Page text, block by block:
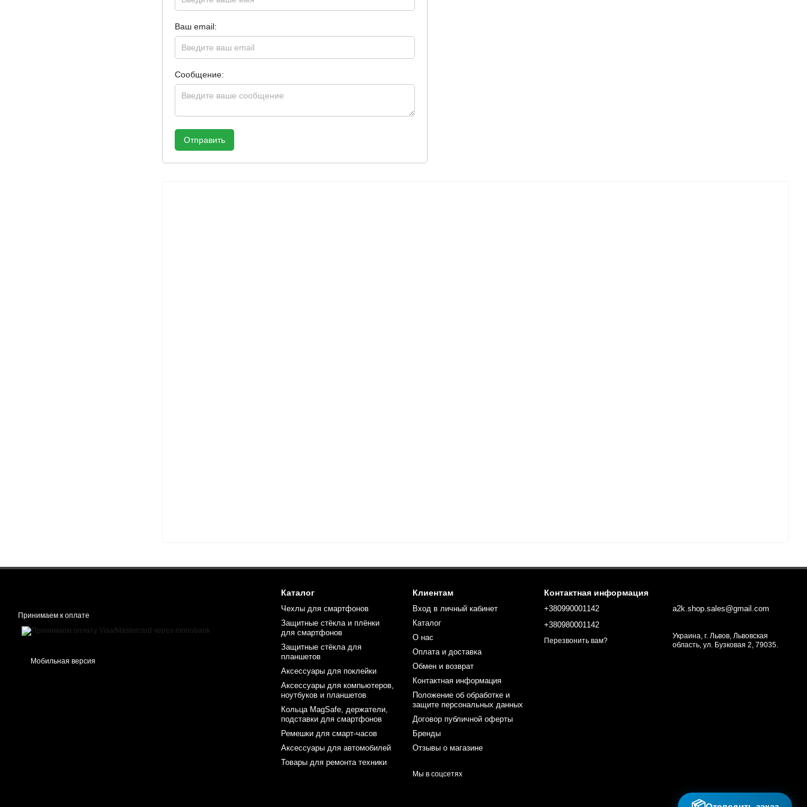
Ваш email:
Сообщение:
Отправить
Принимаем к оплате
Мобильная версия
Каталог
Чехлы для смартфонов
Защитные стёкла и плёнки
для смартфонов
Защитные стёкла для
планшетов
Аксессуары для поклейки
Аксессуары для компьютеров,
ноутбуков и планшетов
Кольца MagSafe, держатели,
подставки для смартфонов
Ремешки для смарт-часов
Аксессуары для автомобилей
Товары для ремонта техники
Клиентам
Вход в личный кабинет
Каталог
О нас
Оплата и доставка
Обмен и возврат
Контактная информация
Положение об обработке и
защите персональных данных
Договор публичной оферты
Бренды
Отзывы о магазине
Мы в соцсетях
Контактная информация
+380990001142
+380980001142
Перезвонить вам?
a2k.shop.sales@gmail.com
Украина, г. Львов, Львовская
область, ул. Бузковая 2, 79035.